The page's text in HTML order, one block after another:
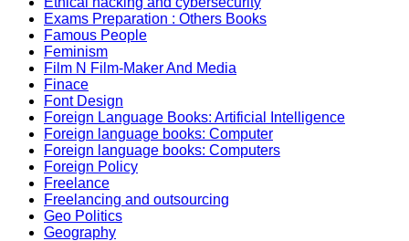
Exams Preparation : Others Books
Famous People
Feminism
Film N Film-Maker And Media
Finace
Font Design
Foreign Language Books: Artificial Intelligence
Foreign language books: Computer
Foreign language books: Computers
Foreign Policy
Freelance
Freelancing and outsourcing
Geo Politics
Geography